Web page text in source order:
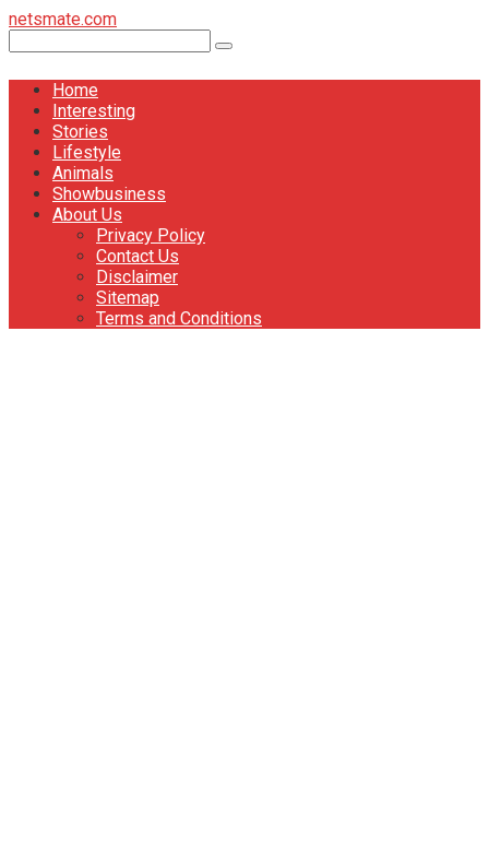
Перейти
контенту
netsmate.com
Home
Interesting
Stories
Lifestyle
Animals
Showbusiness
About Us
Privacy Policy
Contact Us
Disclaimer
Sitemap
Terms and Conditions